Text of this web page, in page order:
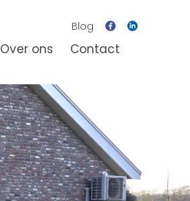
Blog
Over ons Contact